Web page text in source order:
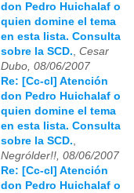
don Pedro Huichalaf o
quien domine el tema
en esta lista. Consulta
sobre la SCD., Cesar
Dubo, 08/06/2007
Re: [Cc-cl] Atención
don Pedro Huichalaf o
quien domine el tema
en esta lista. Consulta
sobre la SCD.,
Negrólder!!, 08/06/2007
Re: [Cc-cl] Atención
don Pedro Huichalaf o